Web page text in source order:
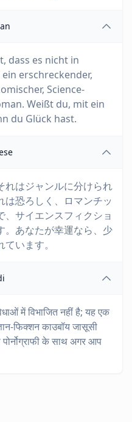
dass es nicht in
erschreckender,
Science-
Weißt du, mit ein
du Glück hast.
れはジャンルに分けられ
は恐ろしく、ロマンチッ
、サイエンスフィクショ
。あなたが幸運なら、少
います。
में विभाजित नहीं है; यह एक
फिक्शन काउबॉय जासूसी
के साथ अगर आप